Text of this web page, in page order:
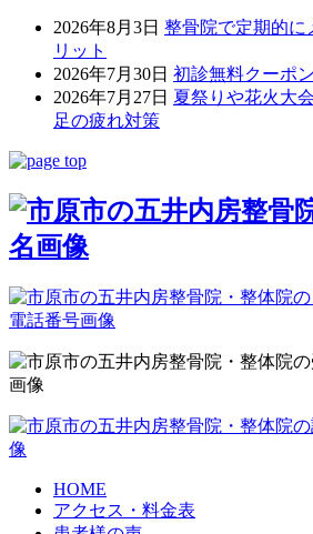
2026年8月3日 整骨院で定期的に
リット
2026年7月30日 初診無料クーポ
2026年7月27日 夏祭りや花火大
足の疲れ対策
HOME
アクセス・料金表